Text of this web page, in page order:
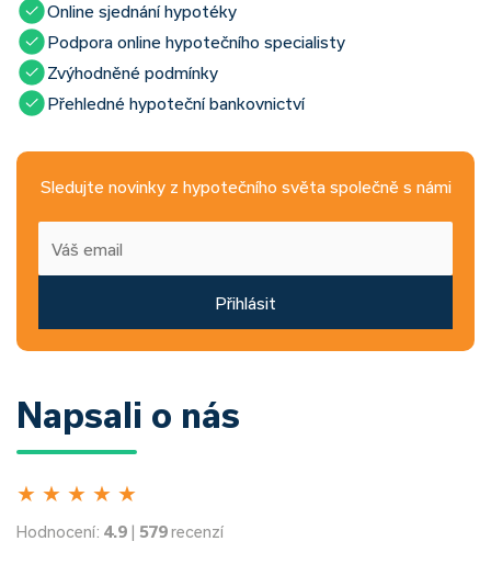
Online sjednání hypotéky
Podpora online hypotečního specialisty
Zvýhodněné podmínky
Přehledné hypoteční bankovnictví
Sledujte novinky z hypotečního světa společně s námi
Přihlásit
Napsali o nás
★ ★ ★ ★ ★
Hodnocení: 4.9 | 579recenzí